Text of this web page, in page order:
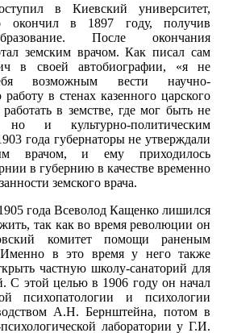
в Киевский университет,
окончил в 1897 году, получив
После окончания
земским врачом. Как писал сам
в своей автобиографии, «я не
возможным вести научно-
работу в стенах казенного царского
в земстве, где мог быть не
и культурно-политическим
года губернаторы не утверждали
врачом, и ему приходилось
в губернию в качестве временно
земского врача.
года Всеволод Кащенко лишился
так как во время революции он
комитет помощи раненым
в это время у него также
частную школу-санаторий для
С этой целью в 1906 году он начал
психопатологии и психологии
А.Н. Бернштейна, потом в
лаборатории у Г.И.